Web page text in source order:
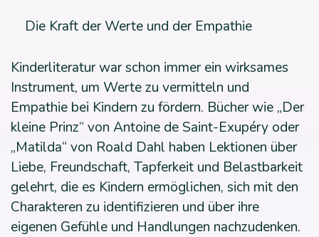
Die Kraft der Werte und der Empathie
Kinderliteratur war schon immer ein wirksames
Instrument, um Werte zu vermitteln und
Empathie bei Kindern zu fördern. Bücher wie „Der
kleine Prinz“ von Antoine de Saint-Exupéry oder
„Matilda“ von Roald Dahl haben Lektionen über
Liebe, Freundschaft, Tapferkeit und Belastbarkeit
gelehrt, die es Kindern ermöglichen, sich mit den
Charakteren zu identifizieren und über ihre
eigenen Gefühle und Handlungen nachzudenken.